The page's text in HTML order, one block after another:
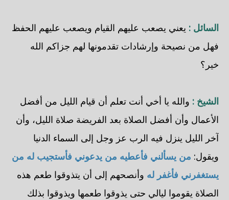
السائل : يعني يصعب عليهم القيام ويصعب عليهم الحفظ
فهل من نصيحة وإرشادات تقدمونها لهم جزاكم الله
خير؟
الشيخ : والله يا أخي أنت تعلم أن قيام الليل من أفضل
الأعمال وأن أفضل الصلاة بعد الفريضة صلاة الليل، وأن
آخر الليل ينزل فيه الرب عز وجل إلى السماء الدنيا
ويقول: من يسألني فأعطيه من يدعوني فأستجيب له من
يستغفرني فأغفر له وأنصحهم إلى أن يتذوقوا طعم هذه
الصلاة يقوموا ليالي حتى يذوقوا طعمها ويذوقوا بذلك